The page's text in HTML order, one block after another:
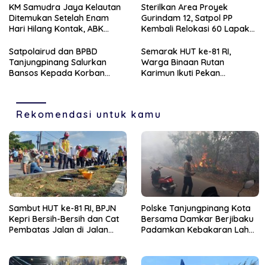
Tanjungpinang
KM Samudra Jaya Kelautan
Ditemukan Setelah Enam
Hari Hilang Kontak, ABK
Sterilkan Area Proyek
Gurindam 12, Satpol PP
Kembali Relokasi 60 Lapak
Satpolairud dan BPBD
Tanjungpinang Salurkan
Bansos Kepada Korban
Semarak HUT ke-81 RI,
Warga Binaan Rutan
Karimun Ikuti Pekan
Rekomendasi untuk kamu
Sambut HUT ke-81 RI, BPJN
Kepri Bersih-Bersih dan Cat
Pembatas Jalan di Jalan
Polske Tanjungpinang Kota
Bersama Damkar Berjibaku
Padamkan Kebakaran Lahan